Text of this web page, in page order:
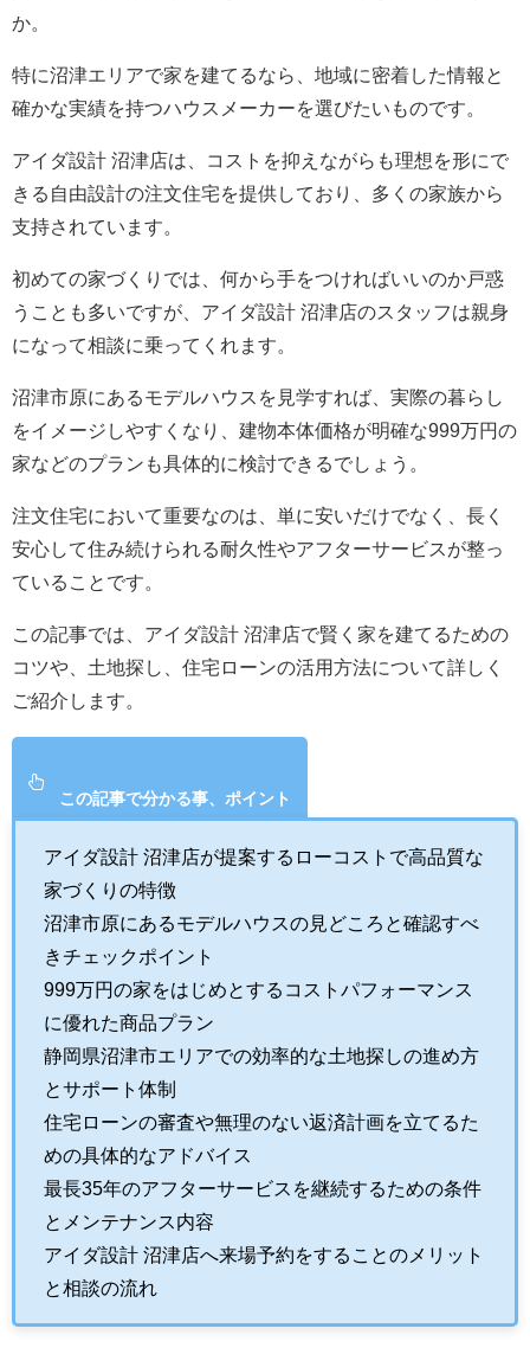
か。
特に沼津エリアで家を建てるなら、地域に密着した情報と
確かな実績を持つハウスメーカーを選びたいものです。
アイダ設計 沼津店は、コストを抑えながらも理想を形にで
きる自由設計の注文住宅を提供しており、多くの家族から
支持されています。
初めての家づくりでは、何から手をつければいいのか戸惑
うことも多いですが、アイダ設計 沼津店のスタッフは親身
になって相談に乗ってくれます。
沼津市原にあるモデルハウスを見学すれば、実際の暮らし
をイメージしやすくなり、建物本体価格が明確な999万円の
家などのプランも具体的に検討できるでしょう。
注文住宅において重要なのは、単に安いだけでなく、長く
安心して住み続けられる耐久性やアフターサービスが整っ
ていることです。
この記事では、アイダ設計 沼津店で賢く家を建てるための
コツや、土地探し、住宅ローンの活用方法について詳しく
ご紹介します。
この記事で分かる事、ポイント
アイダ設計 沼津店が提案するローコストで高品質な
家づくりの特徴
沼津市原にあるモデルハウスの見どころと確認すべ
きチェックポイント
999万円の家をはじめとするコストパフォーマンス
に優れた商品プラン
静岡県沼津市エリアでの効率的な土地探しの進め方
とサポート体制
住宅ローンの審査や無理のない返済計画を立てるた
めの具体的なアドバイス
最長35年のアフターサービスを継続するための条件
とメンテナンス内容
アイダ設計 沼津店へ来場予約をすることのメリット
と相談の流れ